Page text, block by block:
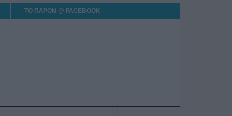
ΤΟ ΠΑΡΟΝ @ FACEBOOK